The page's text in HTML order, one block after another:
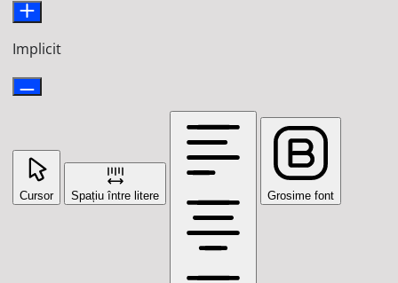
Implicit
Cursor Spațiu între litere Grosime font